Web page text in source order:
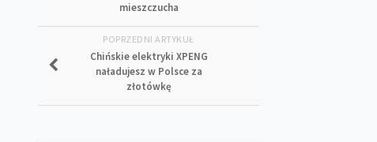
mieszczucha
POPRZEDNI ARTYKUŁ
Chińskie elektryki XPENG
naładujesz w Polsce za
złotówkę